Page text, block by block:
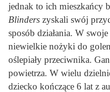
jednak to ich mieszkańcy
Blinderszyskali swój
sposób działania. W
niewielkie nożyki do
oślepiały przeciwnika.
powietrza. W wielu
dziecko kończące 6 lat z